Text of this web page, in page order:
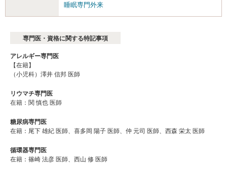
睡眠専門外来
専門医・資格に関する特記事項
アレルギー専門医
【在籍】
（小児科）澤井 信邦 医師
リウマチ専門医
在籍：関 慎也 医師
糖尿病専門医
在籍：尾下 雄紀 医師、喜多岡 陽子 医師、仲 元司 医師、西森 栄太 医師
循環器専門医
在籍：篠崎 法彦 医師、西山 修 医師